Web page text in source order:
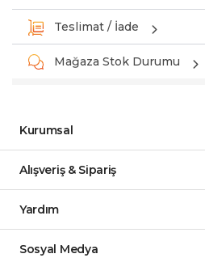
Teslimat / İade
Mağaza Stok Durumu
Kurumsal
Alışveriş & Sipariş
Yardım
Sosyal Medya